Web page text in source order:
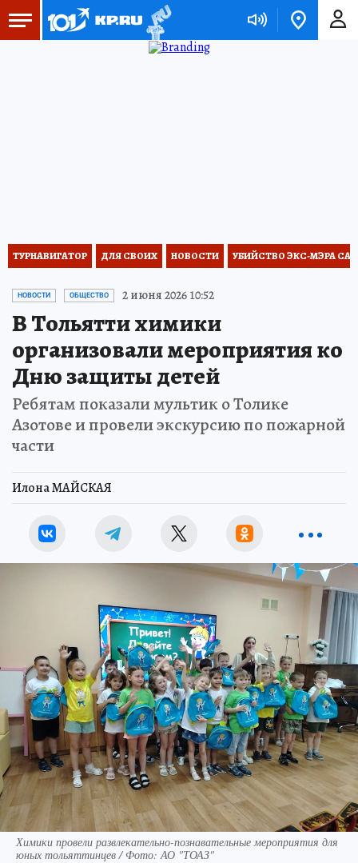
ТУРНАВИГАТОР ДЛЯ СВОИХ НОВОСТИ УБИЙСТВО ЭКС-МЭРА
НОВОСТИ ОБЩЕСТВО 2 июня 2026 10:52
В Тольятти химики
организовали мероприятия ко
Дню защиты детей
Ребятам показали мультик о Толике
Азотове и провели экскурсию по пожарной
части
Илона МАЙСКАЯ
Химики провели развлекательно-познавательные мероприятия для
юных тольяттинцев / Фото: АО "ТОАЗ"